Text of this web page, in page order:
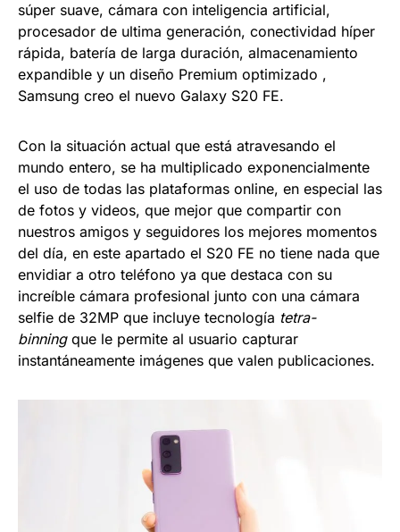
súper suave, cámara con inteligencia artificial,
procesador de ultima generación, conectividad híper
rápida, batería de larga duración, almacenamiento
expandible y un diseño Premium optimizado ,
Samsung creo el nuevo Galaxy S20 FE.
Con la situación actual que está atravesando el
mundo entero, se ha multiplicado exponencialmente
el uso de todas las plataformas online, en especial las
de fotos y videos, que mejor que compartir con
nuestros amigos y seguidores los mejores momentos
del día, en este apartado el S20 FE no tiene nada que
envidiar a otro teléfono ya que destaca con su
increíble cámara profesional junto con una cámara
selfie de 32MP que incluye tecnología tetra-
binningque le permite al usuario capturar
instantáneamente imágenes que valen publicaciones.